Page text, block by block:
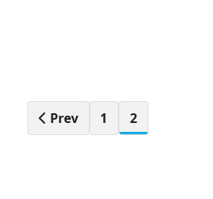
Prev 1 2